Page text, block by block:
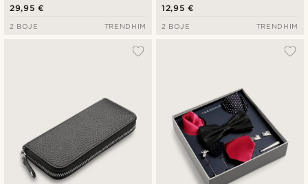
29,95 €
2 BOJE TRENDHIM
12,95 €
2 BOJE TRENDHIM